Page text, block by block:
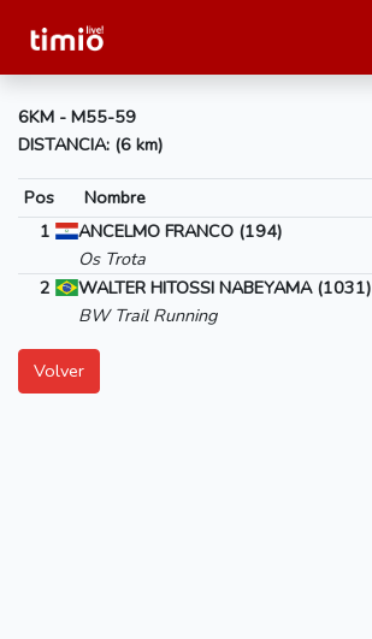
6KM - M55-59
DISTANCIA: (6 km)
Pos Nombre
1
ANCELMO FRANCO (194)
Os Trota
2
WALTER HITOSSI NABEYAMA (1031)
BW Trail Running
Volver